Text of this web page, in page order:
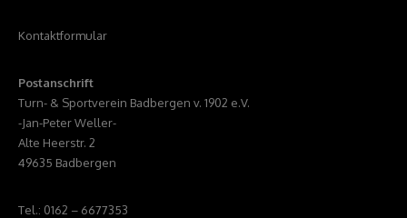
Kontaktformular
Postanschrift
Turn- & Sportverein Badbergen v. 1902 e.V.
-Jan-Peter Weller-
Alte Heerstr. 2
49635 Badbergen
Tel.: 0162 – 6677353